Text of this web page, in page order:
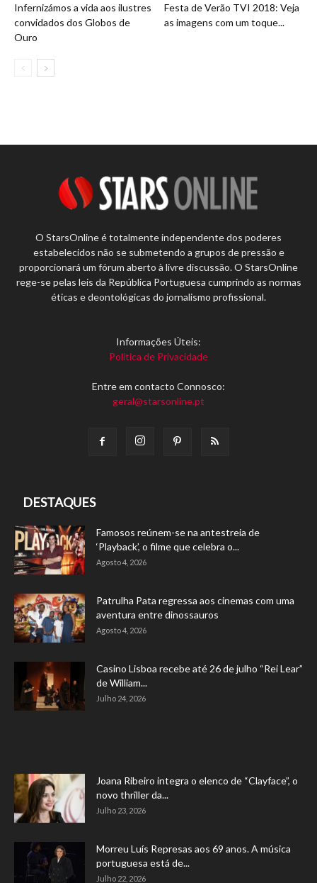
Infernizámos a vida aos ilustres
convidados dos Globos de
Ouro
Festa de Verão TVI 2018: Veja
as imagens com um toque...
O StarsOnline é totalmente independente dos poderes
estabelecidos não se submetendo a grupos de pressão e
proporcionará um fórum aberto à livre discussão. O StarsOnline
rege-se pelas leis da República Portuguesa cumprindo as normas
éticas e deontológicas do jornalismo profissional.
Informações Úteis:
Política de Privacidade
Entre em contacto Connosco:
geral@starsonline.pt
DESTAQUES
Famosos reúnem-se na antestreia de
‘Playback’, o filme que celebra o...
Agosto 4, 2026
Patrulha Pata regressa aos cinemas com uma
aventura entre dinossauros
Agosto 4, 2026
Casino Lisboa recebe até 26 de julho “Rei Lear”
de William...
Julho 24, 2026
Joana Ribeiro integra o elenco de “Clayface”, o
novo thriller da...
Julho 23, 2026
Morreu Luís Represas aos 69 anos. A música
portuguesa está de...
Julho 22, 2026